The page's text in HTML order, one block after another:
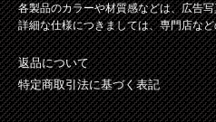
各製品のカラーや材質感などは、広告
詳細な仕様につきましては、専門店な
返品について
特定商取引法に基づく表記